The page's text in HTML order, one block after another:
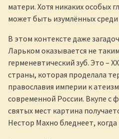
матери. Хотя никаких особых
может быть изумлённых
В этом контексте даже
Ларьком оказывается не
герменевтический зуб. Это –
страны, которая проделала
православия империи к
современной России. Вкупе с
святых мест картина
Нестор Махно бледнеет, когда